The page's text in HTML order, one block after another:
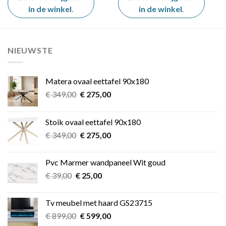
in de winkel.
in de winkel.
NIEUWSTE
Matera ovaal eettafel 90x180
€349,00 Oorspronkelijke
€ 349,00.
€275,00Huidige
€ 275,00.
Stoik ovaal eettafel 90x180
€349,00 Oorspronkelijke
€ 349,00.
€275,00Huidige
€ 275,00.
Pvc Marmer wandpaneel Wit goud
€39,00 Oorspronkelijke
€ 39,00.
€25,00Huidige
€ 25,00.
Tv meubel met haard GS23715
€899,00 Oorspronkelijke
€599,00Huidige